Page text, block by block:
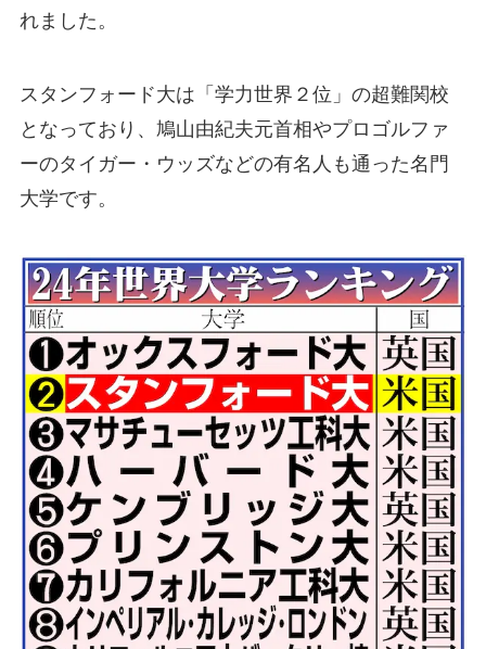
れました。
スタンフォード大は「学力世界２位」の超難関校
となっており、鳩山由紀夫元首相やプロゴルファ
ーのタイガー・ウッズなどの有名人も通った名門
大学です。